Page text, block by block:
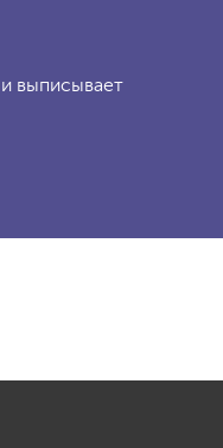
выписывает